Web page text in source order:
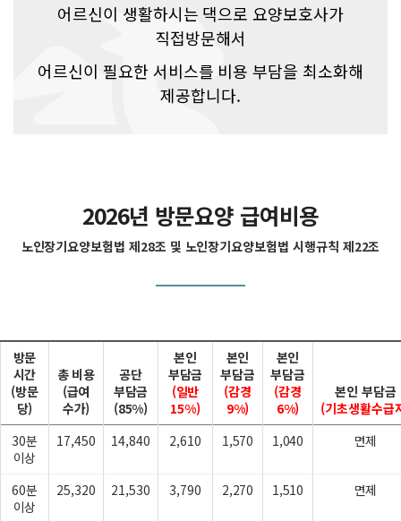
어르신이 생활하시는 댁으로 요양보호사가
직접방문해서
어르신이 필요한 서비스를 비용 부담을 최소화해
제공합니다.
2026년 방문요양 급여비용
노인장기요양보험법 제28조 및 노인장기요양보험법 시행규칙 제22조
방문
시간
(방문
당)
총 비용
(급여
수가)
공단
부담금
(85%)
본인
부담금
(일반
15%)
본인
부담금
(감경
9%)
본인
부담금
(감경
6%)
본인 부담금
(기초생활수급
30분
이상
17,450 14,840 2,610 1,570 1,040 면제
60분
이상
25,320 21,530 3,790 2,270 1,510 면제